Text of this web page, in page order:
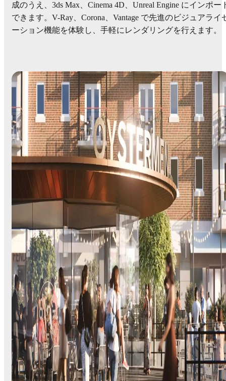
成のうえ、3ds Max、Cinema 4D、Unreal Engine にインポー
できます。V-Ray、Corona、Vantage で先進のビジュアライ
ーション機能を体験し、手軽にレンダリングを行えます。